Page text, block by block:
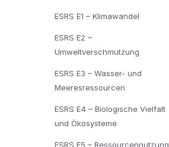
ESRS E1 – Klimawandel
ESRS E2 –
Umweltverschmutzung
ESRS E3 – Wasser- und
Meeresressourcen
ESRS E4 – Biologische Vielfalt
und Ökosysteme
ESRS E5 – Ressourcennutzung